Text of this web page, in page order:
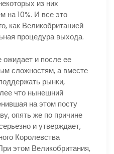
из них
на 10%. И все это
как Великобританией
процедура выхода.
ожидает и после ее
сложностям, а вместе
рынки,
что нынешний
на этом посту
опять же по причине
и утверждает,
Королевства
этом Великобритания,